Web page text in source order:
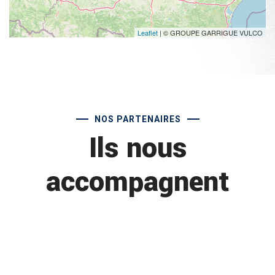
Leaflet | © GROUPE GARRIGUE VULCO
NOS PARTENAIRES
Ils nous
accompagnent